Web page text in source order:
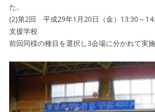
た。
(2)第2回 平成29年1月20日（金）13:30～
支援学校
前回同様の種目を選択し3会場に分かれて実施